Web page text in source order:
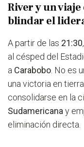
River y un
blindar el
A partir de las 21:30
al césped del
a Carabobo . No es
una victoria en
consolidarse en la
Sudamericana y
eliminación directa.